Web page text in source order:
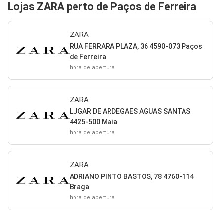
Lojas ZARA perto de Paços de Ferreira
ZARA
RUA FERRARA PLAZA, 36 4590-073 Paços
de Ferreira
hora de abertura
ZARA
LUGAR DE ARDEGAES AGUAS SANTAS
4425-500 Maia
hora de abertura
ZARA
ADRIANO PINTO BASTOS, 78 4760-114
Braga
hora de abertura